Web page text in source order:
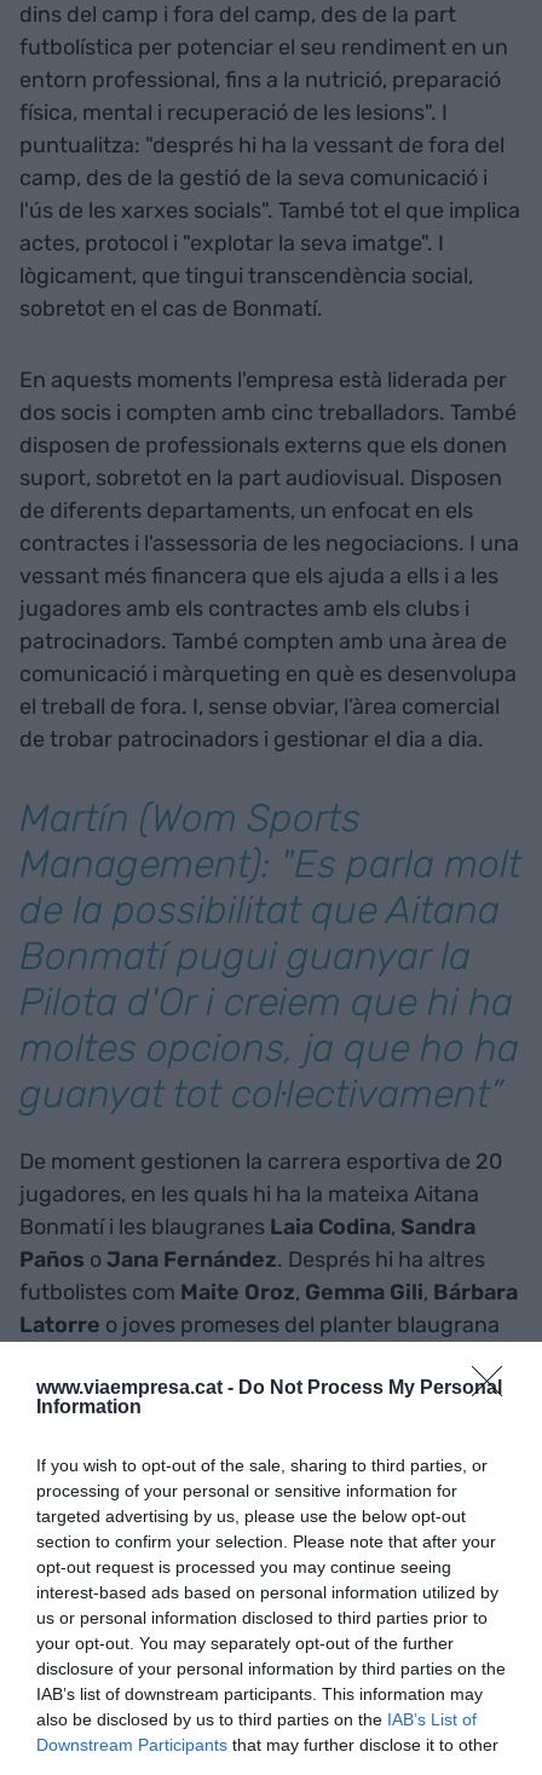
www.viaempresa.cat - Do Not Process My Personal
Information
If you wish to opt-out of the sale, sharing to third parties, or
processing of your personal or sensitive information for
targeted advertising by us, please use the below opt-out
section to confirm your selection. Please note that after your
opt-out request is processed you may continue seeing
interest-based ads based on personal information utilized by
us or personal information disclosed to third parties prior to
your opt-out. You may separately opt-out of the further
disclosure of your personal information by third parties on the
IAB’s list of downstream participants. This information may
also be disclosed by us to third parties on the IAB’s List of
Downstream Participants that may further disclose it to other
dins del camp i fora del camp, des de la part
futbolística per potenciar el seu rendiment en un
entorn professional, fins a la nutrició, preparació
física, mental i recuperació de les lesions". I
puntualitza: "després hi ha la vessant de fora del
camp, des de la gestió de la seva comunicació i
l'ús de les xarxes socials". També tot el que implica
actes, protocol i "explotar la seva imatge". I
lògicament, que tingui transcendència social,
sobretot en el cas de Bonmatí.
En aquests moments l'empresa està liderada per
dos socis i compten amb cinc treballadors. També
disposen de professionals externs que els donen
suport, sobretot en la part audiovisual. Disposen
de diferents departaments, un enfocat en els
contractes i l'assessoria de les negociacions. I una
vessant més financera que els ajuda a ells i a les
jugadores amb els contractes amb els clubs i
patrocinadors. També compten amb una àrea de
comunicació i màrqueting en què es desenvolupa
el treball de fora. I, sense obviar, l’àrea comercial
de trobar patrocinadors i gestionar el dia a dia.
Martín (Wom Sports
Management): "Es parla molt
de la possibilitat que Aitana
Bonmatí pugui guanyar la
Pilota d'Or i creiem que hi ha
moltes opcions, ja que ho ha
guanyat tot col·lectivament”
De moment gestionen la carrera esportiva de 20
jugadores, en les quals hi ha la mateixa Aitana
Bonmatí i les blaugranes Laia Codina, Sandra
Paños oJana Fernández. Després hi ha altres
futbolistes com Maite Oroz, Gemma Gili, Bárbara
Latorre o joves promeses del planter blaugrana
Austràlia
Martín i el seu soci han estat durant un mes a
Nova Zelandai Austràliaper seguir de prop el
Mundial de futbol femení. “Som una agència que
ens agrada estar al lloc dels fets i acompanyar a
tots els esdeveniments esportius i no esportius de
rellevància. Hem estat en tots els desplaçaments
de la Lliga de Campions del Barça i mundials de